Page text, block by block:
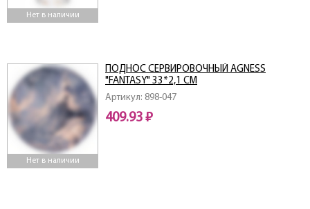
Нет в наличии
Нет в наличии
Артикул: 898-047
ПОДНОС СЕРВИРОВОЧНЫЙ AGNESS
"FANTASY" 33*2,1 СМ
409.93 ₽